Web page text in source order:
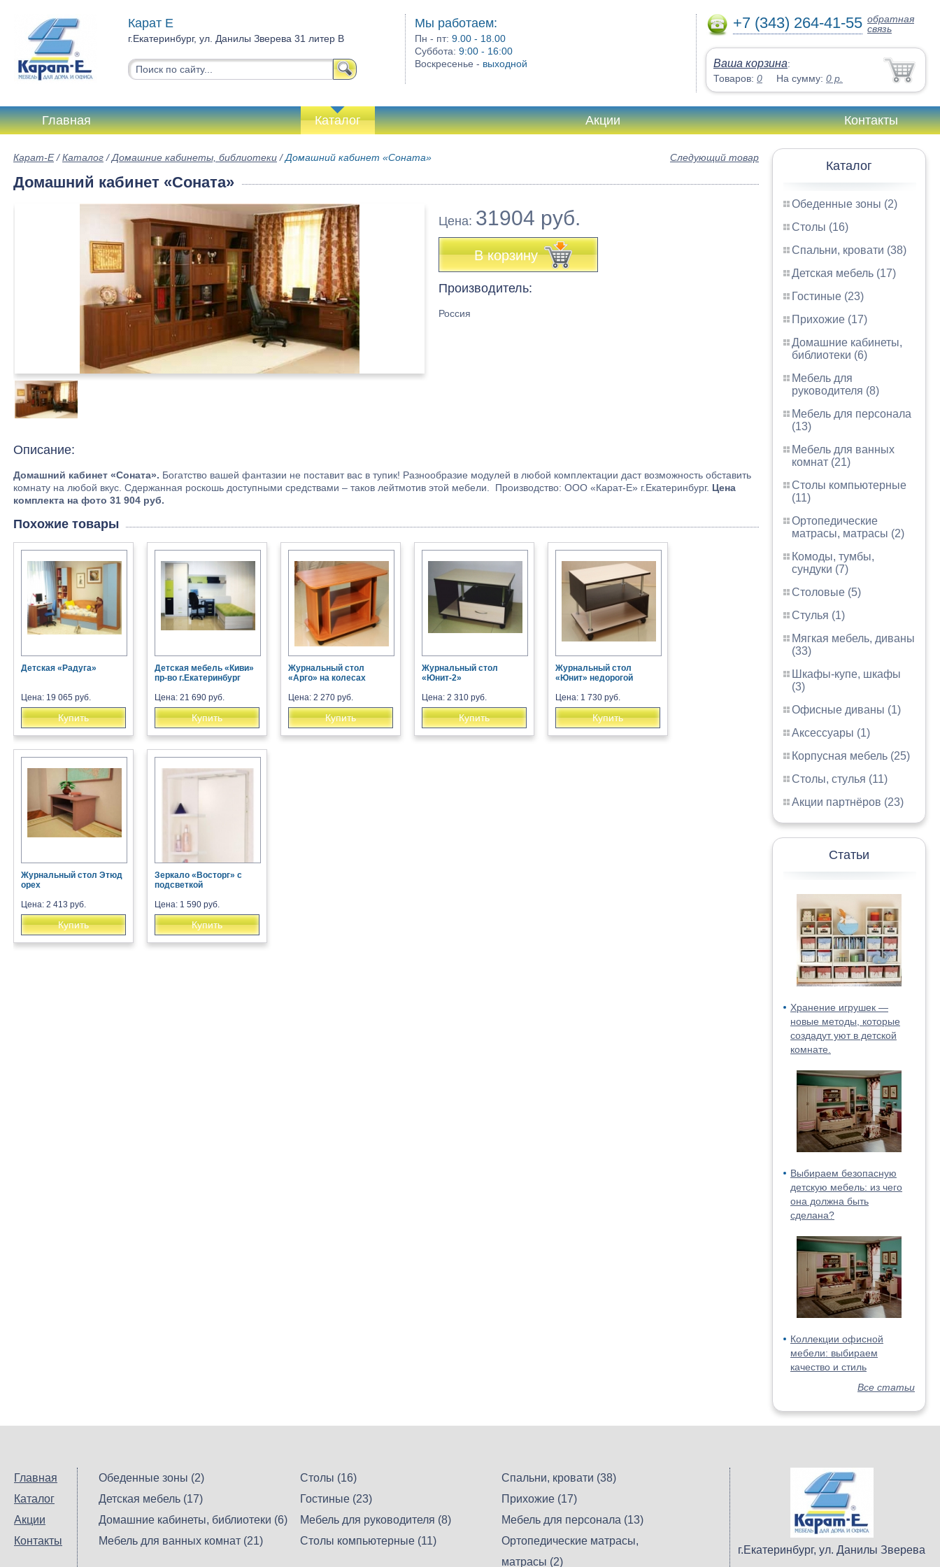
Карат Е
г.Екатеринбург, ул. Данилы Зверева 31 литер В
Мы работаем:
Пн - пт:9.00 - 18.00
Суббота:9:00 - 16:00
Воскресенье - выходной
+7 (343) 264-41-55 обратная
связь
Ваша корзина:
Товаров: 0 На сумму: 0 р.
Главная Каталог Акции Контакты
Каталог
Обеденные зоны (2)
Столы (16)
Спальни, кровати (38)
Детская мебель (17)
Гостиные (23)
Прихожие (17)
Домашние кабинеты,
библиотеки (6)
Мебель для
руководителя (8)
Мебель для персонала
(13)
Мебель для ванных
комнат (21)
Столы компьютерные
(11)
Ортопедические
матрасы, матрасы (2)
Комоды, тумбы,
сундуки (7)
Столовые (5)
Стулья (1)
Мягкая мебель, диваны
(33)
Шкафы-купе, шкафы
(3)
Офисные диваны (1)
Аксессуары (1)
Корпусная мебель (25)
Столы, стулья (11)
Акции партнёров (23)
Статьи
Хранение игрушек —
новые методы, которые
создадут уют в детской
комнате.
Выбираем безопасную
детскую мебель: из чего
она должна быть
сделана?
Коллекции офисной
мебели: выбираем
качество и стиль
Все статьи
Следующий товар
Карат-Е/Каталог /Домашние кабинеты, библиотеки /Домашний кабинет «Соната»
Домашний кабинет «Соната»
Цена: 31904 руб.
В корзину
Производитель:
Россия
Описание:
Домашний кабинет «Соната». Богатство вашей фантазии не поставит вас в тупик! Разнообразие модулей в любой комплектации даст возможность обставить
комнату на любой вкус. Сдержанная роскошь доступными средствами – таков лейтмотив этой мебели. Производство: ООО «Карат-Е» г.Екатеринбург. Цена
комплекта на фото 31 904 руб.
Похожие товары
Детская «Радуга»
Цена: 19 065 руб.
Купить
Детская мебель «Киви»
пр-во г.Екатеринбург
Цена: 21 690 руб.
Купить
Журнальный стол
«Арго» на колесах
Цена: 2 270 руб.
Купить
Журнальный стол
«Юнит-2»
Цена: 2 310 руб.
Купить
Журнальный стол
«Юнит» недорогой
Цена: 1 730 руб.
Купить
Журнальный стол Этюд
орех
Цена: 2 413 руб.
Купить
Зеркало «Восторг» с
подсветкой
Цена: 1 590 руб.
Купить
Главная
Каталог
Акции
Контакты
г.Екатеринбург, ул. Данилы Зверева
Обеденные зоны (2) Столы (16)
Спальни, кровати (38)
Детская мебель (17)
Гостиные (23)
Прихожие (17)
Домашние кабинеты, библиотеки (6)
Мебель для руководителя (8)
Мебель для персонала (13)
Мебель для ванных комнат (21)
Столы компьютерные (11)
Ортопедические матрасы,
матрасы (2)